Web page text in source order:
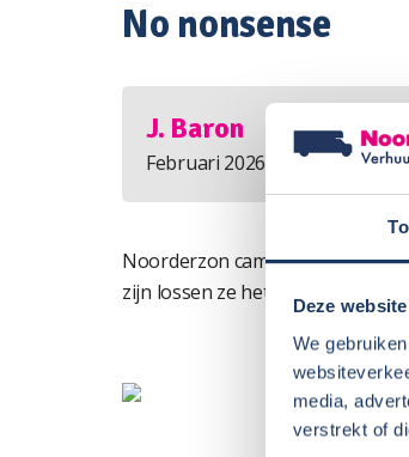
Deze
We
media,
verstrekt of
No nonsense
J. Baron
Februari 2026
Noorderzon campers is een
zijn lossen ze het direct voor je